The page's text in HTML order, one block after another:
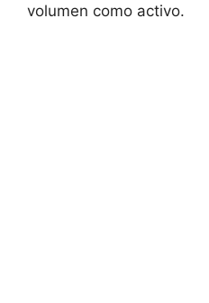
volumen como activo.